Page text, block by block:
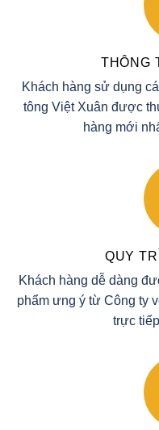
THÔNG
Khách hàng sử dụng
tông Việt Xuân được
hàng mới
QUY
Khách hàng dễ dàng
phẩm ưng ý từ Công ty
trực